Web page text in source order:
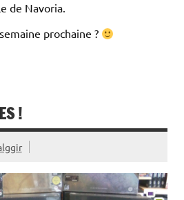
de Navoria.
prochaine ?
!